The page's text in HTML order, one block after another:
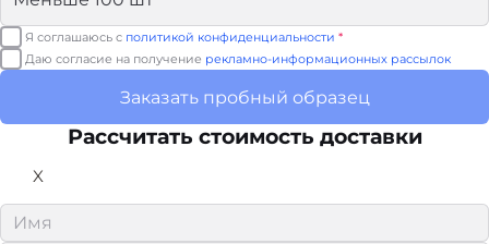
Я соглашаюсь с политикой конфиденциальности *
Даю согласие на получение рекламно-информационных рассылок
Заказать пробный образец
Рассчитать стоимость доставки
X